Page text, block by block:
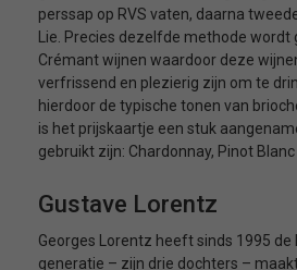
perssap op RVS vaten, daarna
Lie. Precies dezelfde methode wordt
Crémant wijnen waardoor deze
verfrissend en plezierig zijn om te
hierdoor de typische tonen van
is het prijskaartje een stuk
gebruikt zijn: Chardonnay, Pinot
Gustave Lorentz
Georges Lorentz heeft sinds 1995 de
generatie – zijn drie dochters –